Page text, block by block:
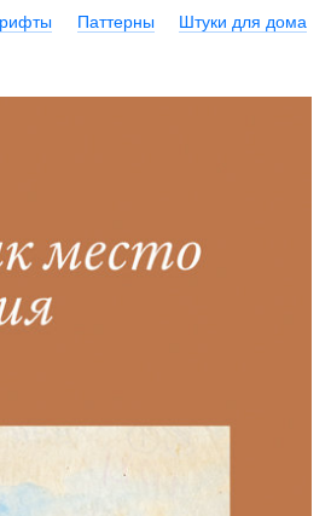
Паттерны Штуки для дома